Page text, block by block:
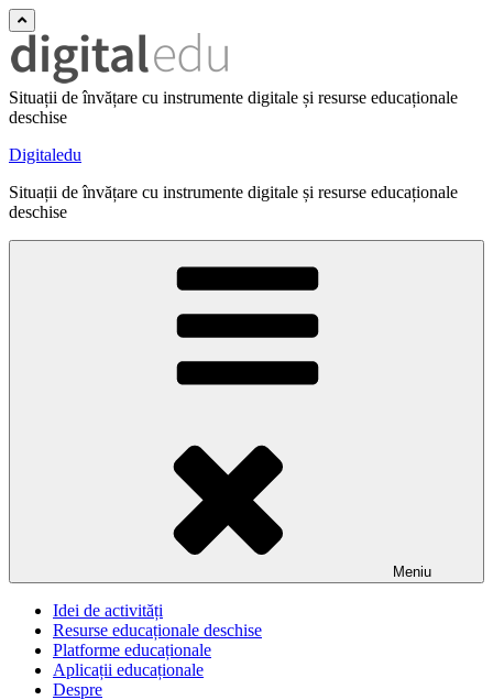
Situații de învățare cu instrumente digitale și resurse educaționale
deschise
Digitaledu
Situații de învățare cu instrumente digitale și resurse educaționale
deschise
Meniu
Idei de activități
Resurse educaționale deschise
Platforme educaționale
Aplicații educaționale
Despre